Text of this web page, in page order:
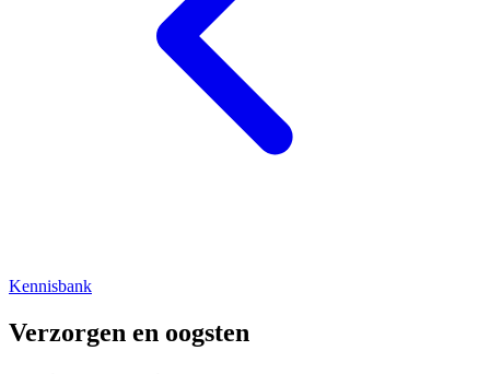
Kennisbank
Verzorgen en oogsten